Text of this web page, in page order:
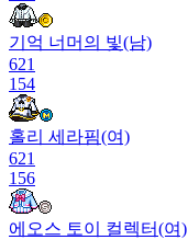
기억 너머의 빛(남)
621
154
홀리 세라핌(여)
621
156
에오스 토이 컬렉터(여)